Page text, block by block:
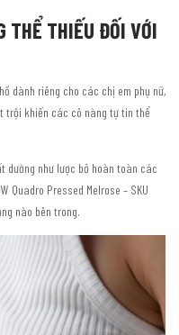
THỂ THIẾU ĐỐI VỚI
dành riêng cho các chị em phụ nữ,
trội khiến các cô nàng tự tin thể
dường như lược bỏ hoàn toàn các
Quadro Pressed Melrose – SKU
nào bên trong.